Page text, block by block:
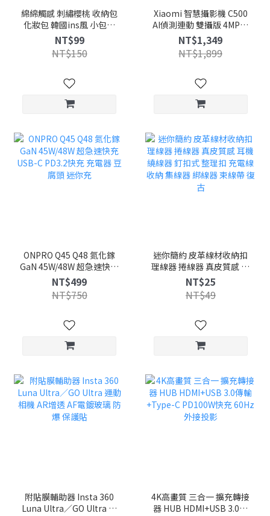
綿綿觸感 刺繡櫻桃 收納包
化妝包 韓國ins風 小包包
旅行小包 方形 便攜 化妝袋
耳機包 隨身包 分裝包 衛生
棉包
NT$99
NT$150
Xiaomi 智慧攝影機 C500
AI偵測連動 雙攝版 4MP高
畫質 全彩夜視 Wi-Fi6高速
傳輸 128MB A35 語音通話
NT$1,349
NT$1,899
ONPRO Q45 Q48 氮化鎵
GaN 45W/48W 超急速快充
USB-C PD3.2快充 充電器
豆腐頭 迷你充
NT$499
NT$750
迷你簡約 皮革線材收納扣
理線器 捲線器 真皮質感 耳
機繞線器 釘扣式 整理扣 充
電線收納 集線器 綁線器 束
線帶 復古
NT$25
NT$49
附貼膜輔助器 Insta 360
Luna Ultra／GO Ultra 運
4K高畫質 三合一 擴充轉接
器 HUB HDMI+USB 3.0傳